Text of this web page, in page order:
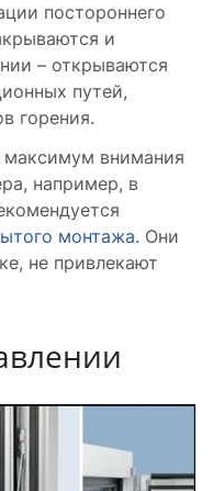
постороннего
и
– открываются
путей,
горения.
внимания
например, в
монтажа. Они
не привлекают